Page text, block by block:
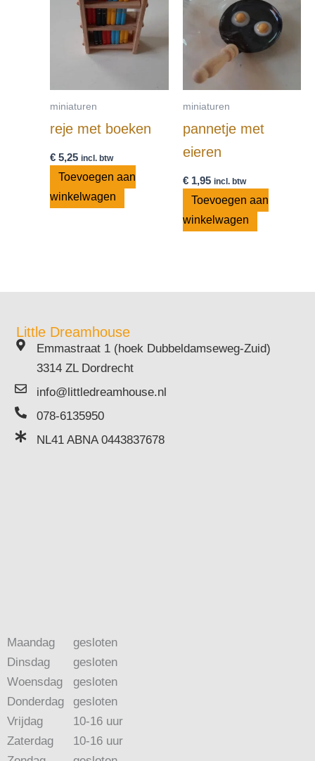
miniaturen
reje met boeken
€ 5,25 incl. btw
Toevoegen aan
winkelwagen
miniaturen
pannetje met
eieren
€1,95 incl. btw
Toevoegen aan
winkelwagen
Little Dreamhouse
Emmastraat 1 (hoek Dubbeldamseweg-Zuid)
3314 ZL Dordrecht
info@littledreamhouse.nl
078-6135950
NL41 ABNA 0443837678
Maandag
Dinsdag
Woensdag
Donderdag
Vrijdag
Zaterdag
gesloten
gesloten
gesloten
gesloten
10-16 uur
10-16 uur